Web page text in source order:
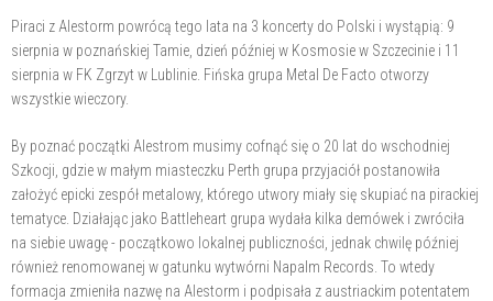
Piraci z Alestorm powrócą tego lata na 3 koncerty do Polski i wystąpią: 9
sierpnia w poznańskiej Tamie, dzień później w Kosmosie w Szczecinie i 11
sierpnia w FK Zgrzyt w Lublinie. Fińska grupa Metal De Facto otworzy
wszystkie wieczory.
By poznać początki Alestrom musimy cofnąć się o 20 lat do wschodniej
Szkocji, gdzie w małym miasteczku Perth grupa przyjaciół postanowiła
założyć epicki zespół metalowy, którego utwory miały się skupiać na pirackiej
tematyce. Działając jako Battleheart grupa wydała kilka demówek i zwróciła
na siebie uwagę - początkowo lokalnej publiczności, jednak chwilę później
również renomowanej w gatunku wytwórni Napalm Records. To wtedy
formacja zmieniła nazwę na Alestorm i podpisała z austriackim potentatem